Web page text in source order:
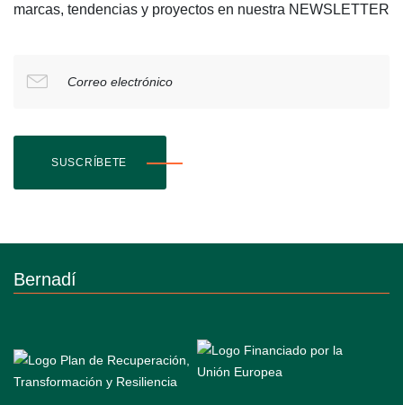
marcas, tendencias y proyectos en nuestra NEWSLETTER
Correo electrónico
SUSCRÍBETE
Bernadí